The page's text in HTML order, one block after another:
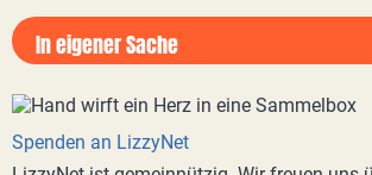
In eigener Sache
Spenden an LizzyNet